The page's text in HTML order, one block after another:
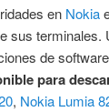
en Nokia
sus terminales.
de
para
, Nokia Lumia